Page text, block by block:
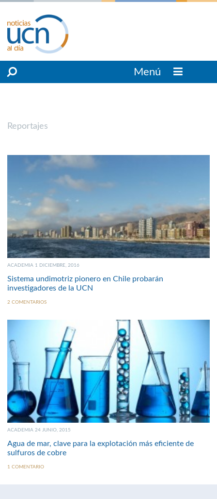
Menú
Reportajes
ACADEMIA 1 DICIEMBRE, 2016
Sistema undimotriz pionero en Chile probarán
investigadores de la UCN
2 COMENTARIOS
ACADEMIA 24 JUNIO, 2015
Agua de mar, clave para la explotación más eficiente de
sulfuros de cobre
1 COMENTARIO